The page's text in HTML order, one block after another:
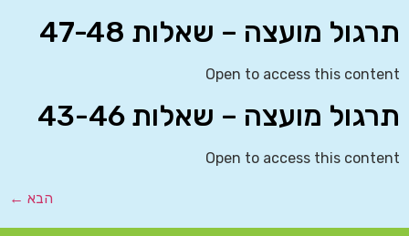
תרגול מועצה – שאלות 47-48
Open to access this content
תרגול מועצה – שאלות 43-46
Open to access this content
הבא ←